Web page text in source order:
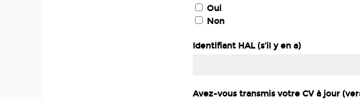
Oui
Non
Identifiant HAL (s’il y en a)
Avez-vous transmis votre CV à jour